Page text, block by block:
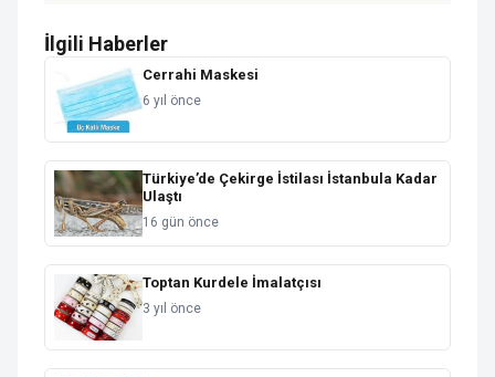
İlgili Haberler
Cerrahi Maskesi
6 yıl önce
Türkiye’de Çekirge İstilası İstanbula Kadar
Ulaştı
16 gün önce
Toptan Kurdele İmalatçısı
3 yıl önce